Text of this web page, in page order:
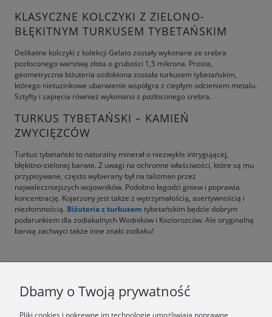
KLASYCZNE KOLCZYKI Z ZIELONO-
BŁĘKITNYM TURKUSEM TYBETAŃSKIM
Delikatne kolczyki z kolekcji Gelato zostały wykonane ze srebra
pozłoconego warstwą złota o grubości 1,5 mikrona. Prosta,
geometryczna biżuteria ozdobiona została turkusem tybetańskim,
którego nietuzinkowe ubarwienie współgra z ciepłym odcieniem metalu.
Sztyfty i zapięcia również wykonano z pozłoconego srebra.
TURKUS TYBETAŃSKI – KAMIEŃ
ZWYCIĘZCÓW
Turkus tybetański to naturalny minerał o niezwykle intrygującej,
błękitno-zielonej barwie. Z uwagi na ochronne właściwości, które są mu
przypisywane, często wybierany był na talizman przez
najwaleczniejszych wojowników. Podobno łagodzi gniew i poprawia
koncentrację. Kojarzony jest także z wytrzymałością, asertywnością i
niezłomnością. Biżuteria z turkusem tybetańskim będzie dobrym
podarunkiem dla zodiakalnych Wodników i Koziorożców. Ale oryginalną
barwą zachwyci także inne znaki zodiaku!
Dbamy o Twoją prywatność
Pliki cookies i pokrewne im technologie umożliwiają poprawne